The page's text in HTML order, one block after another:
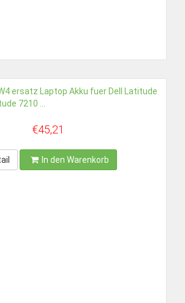
ersatz Laptop Akku fuer Dell Latitude
7210 ...
€45,21
In den Warenkorb